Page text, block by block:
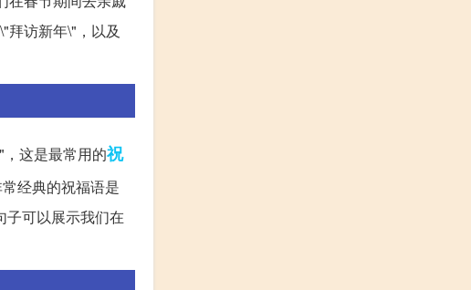
拜访新年\"，以及
这是最常用的祝
经典的祝福语是
子可以展示我们在